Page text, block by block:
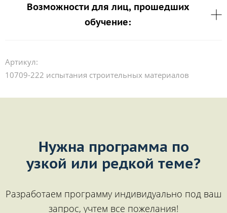
Возможности для лиц, прошедших
обучение:
Артикул:
10709-222 испытания строительных материалов
Нужна программа по
узкой или редкой теме?
Разработаем программу индивидуально под ваш
запрос, учтем все пожелания!